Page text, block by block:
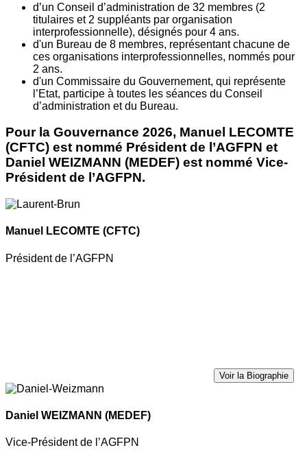
d’un Conseil d’administration de 32 membres (2
titulaires et 2 suppléants par organisation
interprofessionnelle), désignés pour 4 ans.
d'un Bureau de 8 membres, représentant chacune de
ces organisations interprofessionnelles, nommés pour
2 ans.
d'un Commissaire du Gouvernement, qui représente
l’Etat, participe à toutes les séances du Conseil
d’administration et du Bureau.
Pour la Gouvernance 2026, Manuel LECOMTE
(CFTC) est nommé Président de l’AGFPN et
Daniel WEIZMANN (MEDEF) est nommé Vice-
Président de l’AGFPN.
Manuel LECOMTE (CFTC)
Président de l’AGFPN
Voir la Biographie
Daniel WEIZMANN (MEDEF)
Vice-Président de l’AGFPN